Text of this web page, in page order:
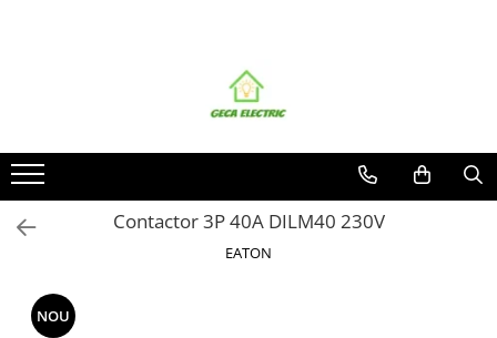
CABLURI
Energie
Siliconice
Alarma , incendii si securitate
Cablaje auto
Contactor 3P 40A DILM40 230V
EATON
NOU